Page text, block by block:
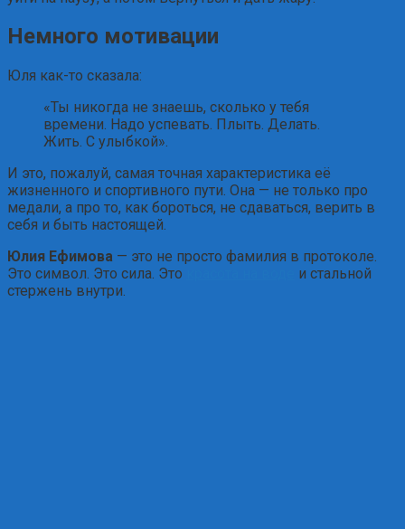
Немного мотивации
Юля как-то сказала:
«Ты никогда не знаешь, сколько у тебя
времени. Надо успевать. Плыть. Делать.
Жить. С улыбкой».
И это, пожалуй, самая точная характеристика её
жизненного и спортивного пути. Она — не только про
медали, а про то, как бороться, не сдаваться, верить в
себя и быть настоящей.
Юлия Ефимова — это не просто фамилия в протоколе.
Это символ. Это сила. Это
и стальной
стержень внутри.